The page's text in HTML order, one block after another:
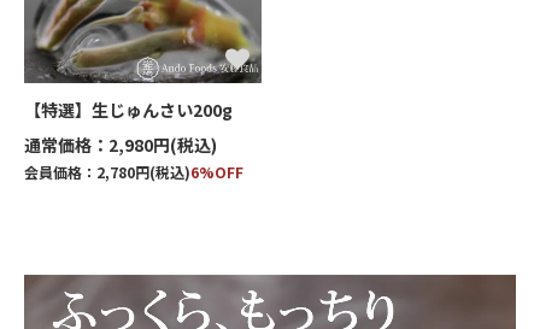
【特選】生じゅんさい200g
通常価格：2,980円(税込)
会員価格：2,780円(税込)6%OFF